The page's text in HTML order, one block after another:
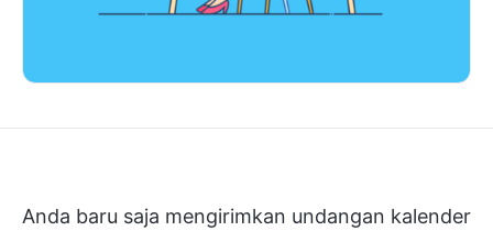
Anda baru saja mengirimkan undangan kalender